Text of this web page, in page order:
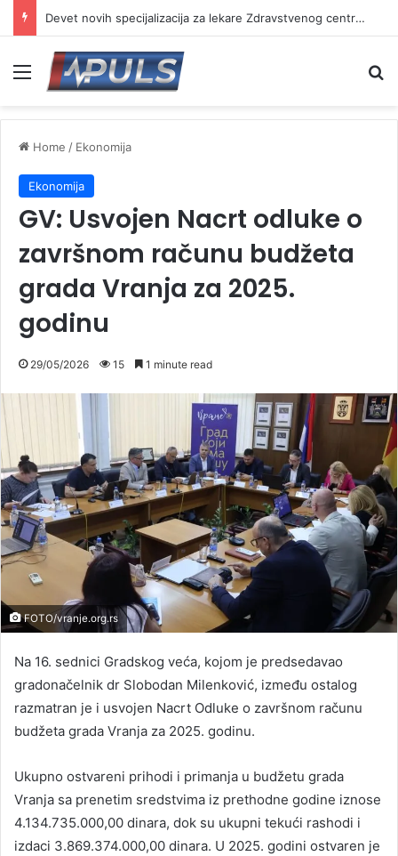
Devet novih specijalizacija za lekare Zdravstvenog centra Vranje
Menu
Home / Ekonomija
Ekonomija
GV: Usvojen Nacrt odluke o
završnom računu budžeta
grada Vranja za 2025.
godinu
29/05/2026 15 1 minute read
FOTO/vranje.org.rs
Na 16. sednici Gradskog veća, kojom je predsedavao
gradonačelnik dr Slobodan Milenković, između ostalog
razmatran je i usvojen Nacrt Odluke o završnom računu
budžeta grada Vranja za 2025. godinu.
Ukupno ostvareni prihodi i primanja u budžetu grada
Vranja sa prenetim sredstvima iz prethodne godine iznose
4.134.735.000,00 dinara, dok su ukupni tekući rashodi i
izdaci 3.869.374.000,00 dinara. U 2025. godini ostvaren je